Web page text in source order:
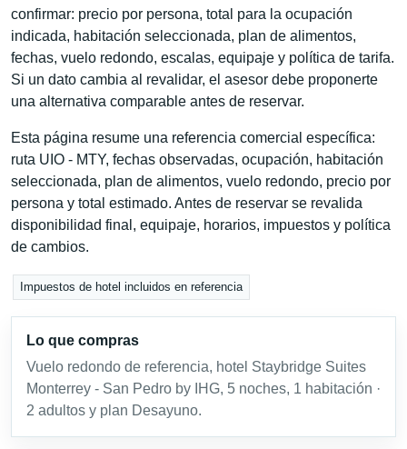
confirmar: precio por persona, total para la ocupación
indicada, habitación seleccionada, plan de alimentos,
fechas, vuelo redondo, escalas, equipaje y política de tarifa.
Si un dato cambia al revalidar, el asesor debe proponerte
una alternativa comparable antes de reservar.
Esta página resume una referencia comercial específica:
ruta UIO - MTY, fechas observadas, ocupación, habitación
seleccionada, plan de alimentos, vuelo redondo, precio por
persona y total estimado. Antes de reservar se revalida
disponibilidad final, equipaje, horarios, impuestos y política
de cambios.
Impuestos de hotel incluidos en referencia
Lo que compras
Vuelo redondo de referencia, hotel Staybridge Suites
Monterrey - San Pedro by IHG, 5 noches, 1 habitación ·
2 adultos y plan Desayuno.